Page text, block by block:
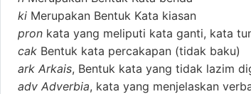
ki Merupakan Bentuk Kata kiasan
pron kata yang meliputi kata ganti, kata
cak Bentuk kata percakapan (tidak baku)
ark Arkais, Bentuk kata yang tidak lazim
adv Adverbia, kata yang menjelaskan